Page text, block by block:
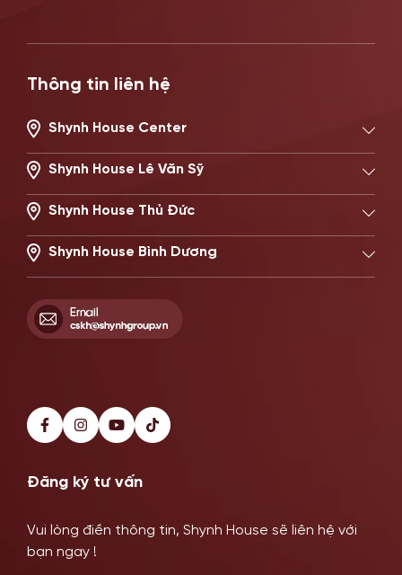
Thông tin liên hệ
Shynh House Center
Shynh House Lê Văn Sỹ
Shynh House Thủ Đức
Shynh House Bình Dương
Đăng ký tư vấn
Vui lòng điền thông tin, Shynh House sẽ liên hệ với
bạn ngay !